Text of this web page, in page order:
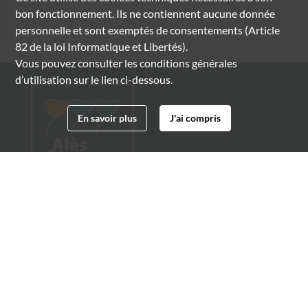
bon fonctionnement. Ils ne contiennent aucune donnée
personnelle et sont exemptés de consentements (Article
82 de la loi Informatique et Libertés).
Vous pouvez consulter les conditions générales
d’utilisation sur le lien ci-dessous.
En savoir plus J'ai compris